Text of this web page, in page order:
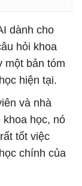
dành cho
hỏi khoa
một bản tóm
hiện tại.
và nhà
học, nó
tốt việc
chính của